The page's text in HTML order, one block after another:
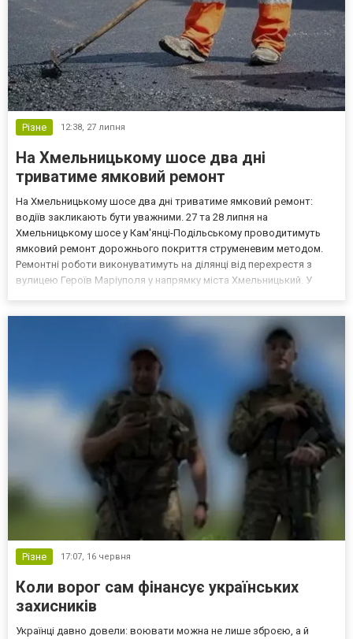
Різне 12:38, 27 липня
На Хмельницькому шосе два дні
триватиме ямковий ремонт
На Хмельницькому шосе два дні триватиме ямковий ремонт:
водіїв закликають бути уважними. 27 та 28 липня на
Хмельницькому шосе у Кам'янці-Подільському проводитимуть
ямковий ремонт дорожнього покриття струменевим методом.
Ремонтні роботи виконуватимуть на ділянці від перехрестя з
вулицею Героїв Маріуполя у напрямку міста Хмельницький. У
Різне 17:07, 16 червня
Коли ворог сам фінансує українських
захисників
Українці давно довели: воювати можна не лише зброєю, а й